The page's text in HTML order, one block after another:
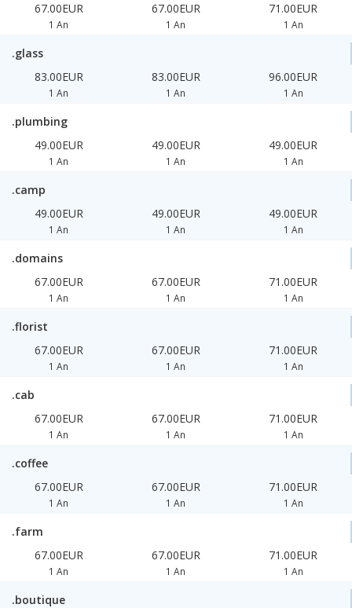
67.00EUR
1 An
67.00EUR
1 An
71.00EUR
1 An
.glass
83.00EUR
1 An
83.00EUR
1 An
96.00EUR
1 An
.plumbing
49.00EUR
1 An
49.00EUR
1 An
49.00EUR
1 An
.camp
49.00EUR
1 An
49.00EUR
1 An
49.00EUR
1 An
.domains
67.00EUR
1 An
67.00EUR
1 An
71.00EUR
1 An
.florist
67.00EUR
1 An
67.00EUR
1 An
71.00EUR
1 An
.cab
67.00EUR
1 An
67.00EUR
1 An
71.00EUR
1 An
.coffee
67.00EUR
1 An
67.00EUR
1 An
71.00EUR
1 An
.farm
67.00EUR
1 An
67.00EUR
1 An
71.00EUR
1 An
.boutique